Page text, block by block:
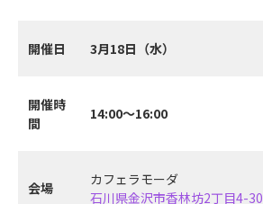
開催日 3月18日（水）
開催時
間
14:00～16:00
会場
カフェラモーダ
石川県金沢市香林坊2丁目4-30